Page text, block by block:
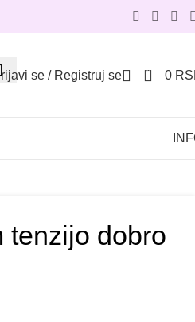
se / Registruj se 0 0
tenzijo dobro